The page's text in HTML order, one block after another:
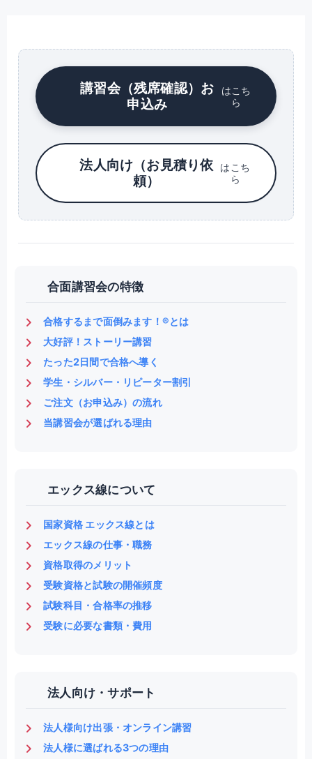
講習会（残席確認）お
申込み
はこち
ら
法人向け（お見積り依
頼）
はこち
ら
合面講習会の特徴
合格するまで面倒みます！®とは
大好評！ストーリー講習
たった2日間で合格へ導く
学生・シルバー・リピーター割引
ご注文（お申込み）の流れ
当講習会が選ばれる理由
エックス線について
国家資格 エックス線とは
エックス線の仕事・職務
資格取得のメリット
受験資格と試験の開催頻度
試験科目・合格率の推移
受験に必要な書類・費用
法人向け・サポート
法人様向け出張・オンライン講習
法人様に選ばれる3つの理由